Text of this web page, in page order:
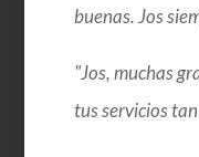
buenas. Jos
"Jos, muchas
tus servicios